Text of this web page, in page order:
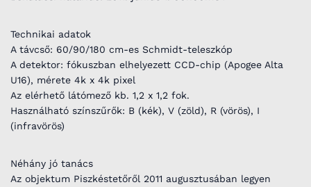
Technikai adatok
A távcső: 60/90/180 cm-es Schmidt-teleszkóp
A detektor: fókuszban elhelyezett CCD-chip (Apogee Alta
U16), mérete 4k x 4k pixel
Az elérhető látómező kb. 1,2 x 1,2 fok.
Használható színszűrők: B (kék), V (zöld), R (vörös), I
(infravörös)
Néhány jó tanács
Az objektum Piszkéstetőről 2011 augusztusában legyen